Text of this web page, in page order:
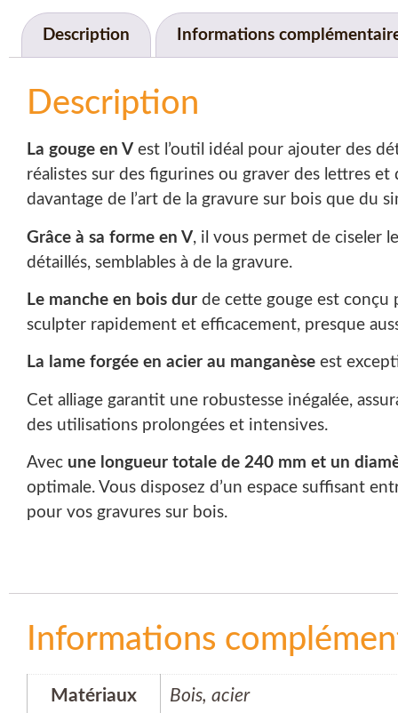
Description Informations
Description
La gouge en V est l’outil idéal pour ajouter des
réalistes sur des figurines ou graver des lettres
davantage de l’art de la gravure sur bois que du
Grâce à sa forme en V, il vous permet de ciseler
détaillés, semblables à de la gravure.
Le manche en bois dur de cette gouge est conçu
sculpter rapidement et efficacement, presque
La lame forgée en acier au manganèse est
Cet alliage garantit une robustesse inégalée,
des utilisations prolongées et intensives.
Avec une longueur totale de 240 mm et un
optimale. Vous disposez d’un espace suffisant
pour vos gravures sur bois.
Informations
Matériaux Bois, acier